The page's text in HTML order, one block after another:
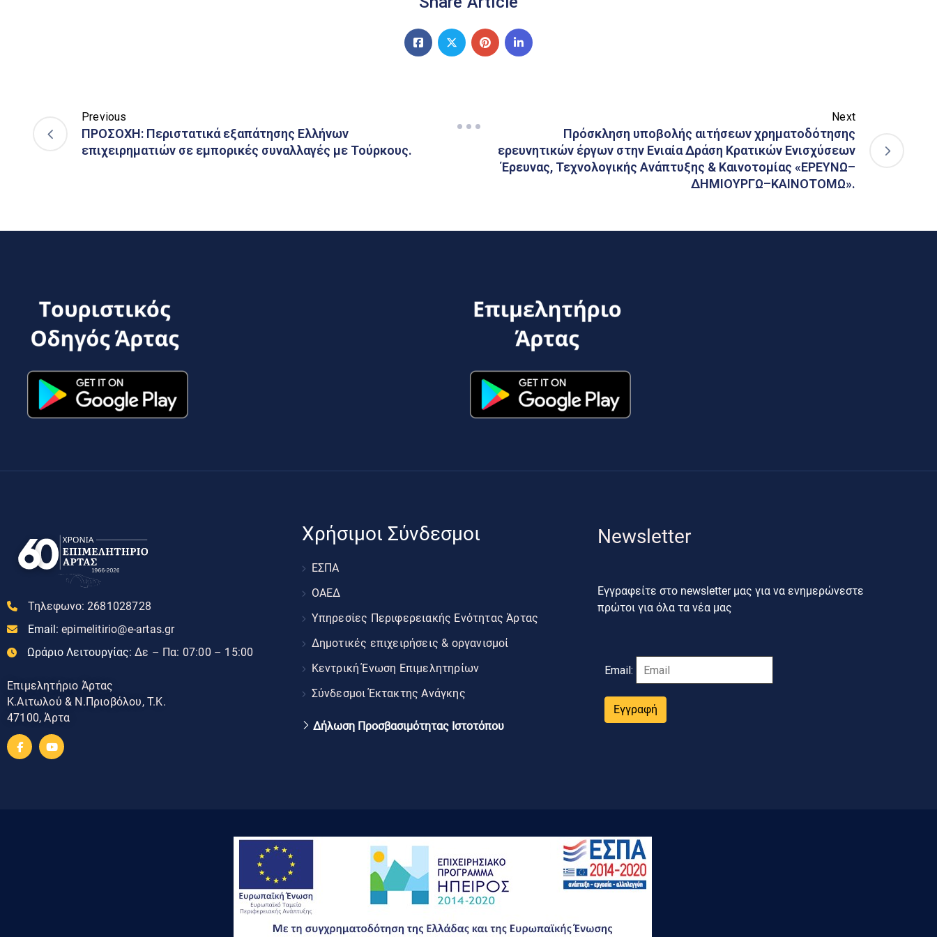
Previous
ΠΡΟΣΟΧΗ: Περιστατικά εξαπάτησης Ελλήνων
επιχειρηματιών σε εμπορικές συναλλαγές με Τούρκους.
Next
Πρόσκληση υποβολής αιτήσεων χρηματοδότησης
ερευνητικών έργων στην Ενιαία Δράση Κρατικών Ενισχύσεων
Έρευνας, Τεχνολογικής Ανάπτυξης & Καινοτομίας «ΕΡΕΥΝΩ–
ΔΗΜΙΟΥΡΓΩ–ΚΑΙΝΟΤΟΜΩ».
Τηλεφωνο: 2681028728
Email: epimelitirio@e-artas.gr
Ωράριο Λειτουργίας: Δε – Πα: 07:00 – 15:00
Επιμελητήριο Άρτας
Κ.Αιτωλού & Ν.Πριοβόλου, Τ.Κ.
47100, Άρτα
Χρήσιμοι Σύνδεσμοι
ΕΣΠΑ
ΟΑΕΔ
Υπηρεσίες Περιφερειακής Ενότητας Άρτας
Δημοτικές επιχειρήσεις & οργανισμοί
Κεντρική Ένωση Επιμελητηρίων
Σύνδεσμοι Έκτακτης Ανάγκης
Δήλωση Προσβασιμότητας Ιστοτόπου
Newsletter
Εγγραφείτε στο newsletter μας για να ενημερώνεστε
πρώτοι για όλα τα νέα μας
Email:
Εγγραφή